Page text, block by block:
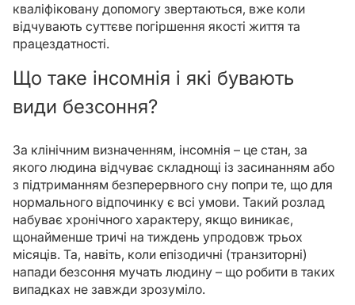
кваліфіковану допомогу звертаються, вже коли
відчувають суттєве погіршення якості життя та
працездатності.
Що таке інсомнія і які бувають
види безсоння?
За клінічним визначенням, інсомнія – це стан, за
якого людина відчуває складнощі із засинанням або
з підтриманням безперервного сну попри те, що для
нормального відпочинку є всі умови. Такий розлад
набуває хронічного характеру, якщо виникає,
щонайменше тричі на тиждень упродовж трьох
місяців. Та, навіть, коли епізодичні (транзиторні)
напади безсоння мучать людину – що робити в таких
випадках не завжди зрозуміло.